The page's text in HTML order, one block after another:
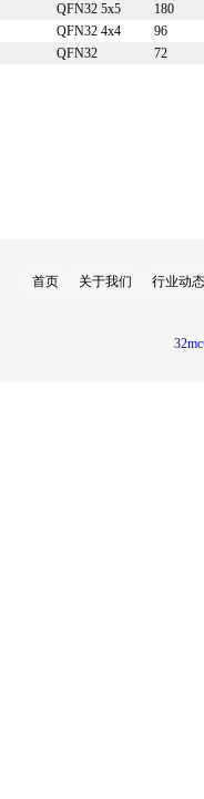
QFN32 5x5
180
QFN32 4x4
96
QFN32 72
首页 关于我们 行业动态